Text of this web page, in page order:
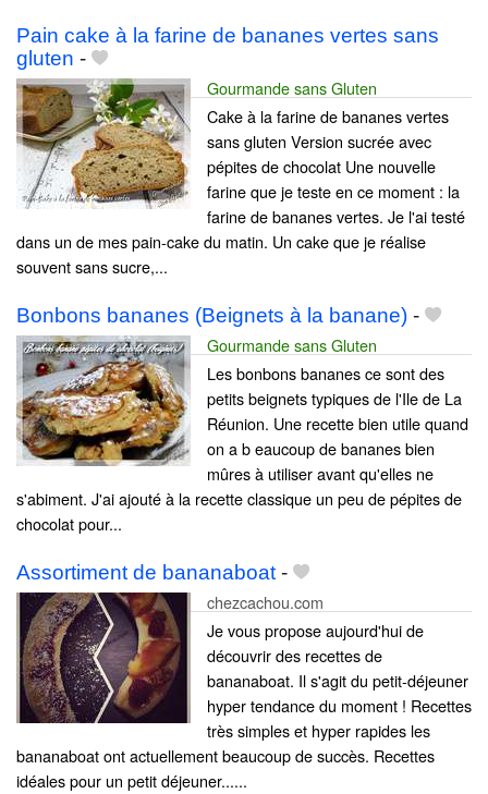
Pain cake à la farine de bananes vertes sans
gluten -
Gourmande sans Gluten
Cake à la farine de bananes vertes
sans gluten Version sucrée avec
pépites de chocolat Une nouvelle
farine que je teste en ce moment : la
farine de bananes vertes. Je l'ai testé
dans un de mes pain-cake du matin. Un cake que je réalise
souvent sans sucre,...
Bonbons bananes (Beignets à la banane) -
Gourmande sans Gluten
Les bonbons bananes ce sont des
petits beignets typiques de l'Ile de La
Réunion. Une recette bien utile quand
on a b eaucoup de bananes bien
mûres à utiliser avant qu'elles ne
s'abiment. J'ai ajouté à la recette classique un peu de pépites de
chocolat pour...
Assortiment de bananaboat -
chezcachou.com
Je vous propose aujourd'hui de
découvrir des recettes de
bananaboat. Il s'agit du petit-déjeuner
hyper tendance du moment ! Recettes
très simples et hyper rapides les
bananaboat ont actuellement beaucoup de succès. Recettes
idéales pour un petit déjeuner......